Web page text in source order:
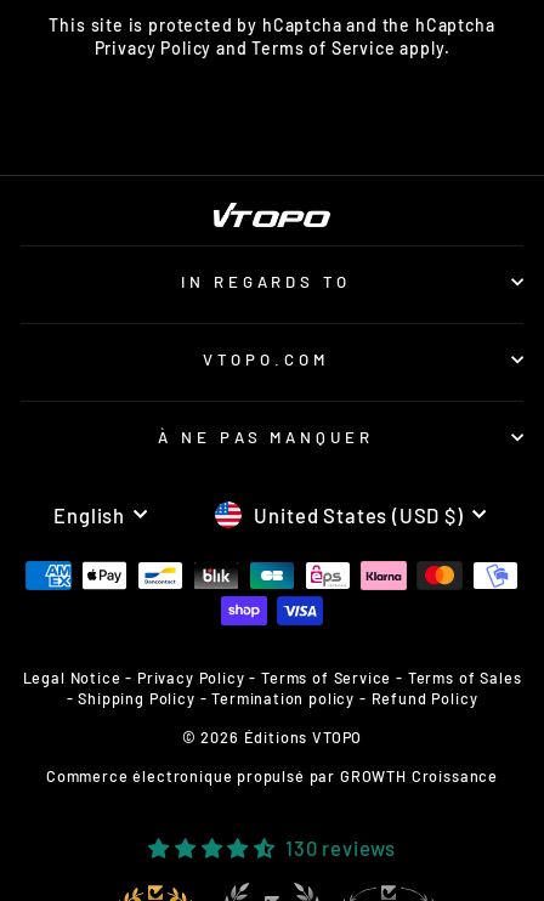
This site is protected by hCaptcha and the hCaptcha
Privacy Policy andTerms of Service apply.
IN REGARDS TO
VTOPO.COM
À NE PAS MANQUER
LANGUAGE
English CURRENCY
United States (USD $)
Legal Notice - Privacy Policy -Terms of Service - Terms of Sales
-Shipping Policy -Termination policy - Refund Policy
© 2026 Éditions VTOPO
Commerce électronique propulsé par GROWTH Croissance
130 reviews